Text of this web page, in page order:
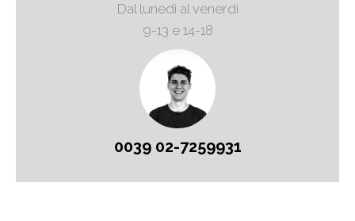
Dal lunedì al venerdì
9-13 e 14-18
0039 02-7259931